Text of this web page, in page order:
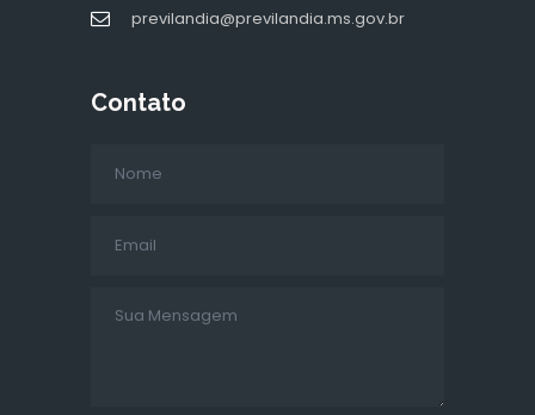
previlandia@previlandia.ms.gov.br
Contato